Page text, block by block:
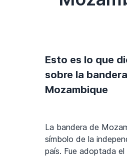
Esto es lo que
sobre la bandera
Mozambique
La bandera de
símbolo de la
país. Fue adoptada